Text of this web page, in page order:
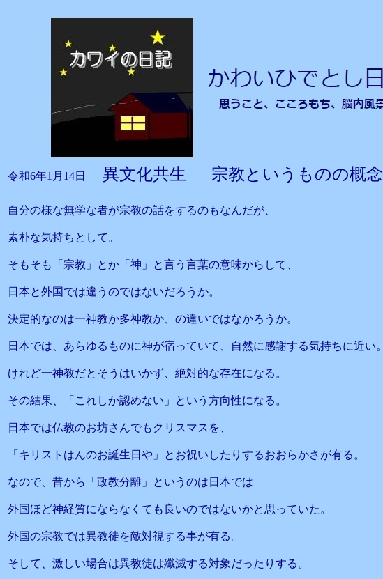
令和6年1月14日 異文化共生 宗教というものの概念
自分の様な無学な者が宗教の話をするのもなんだが、
素朴な気持ちとして。
そもそも「宗教」とか「神」と言う言葉の意味からして、
日本と外国では違うのではないだろうか。
決定的なのは一神教か多神教か、の違いではなかろうか。
日本では、あらゆるものに神が宿っていて、自然に感謝する気持ちに近い。
けれど一神教だとそうはいかず、絶対的な存在になる。
その結果、「これしか認めない」という方向性になる。
日本では仏教のお坊さんでもクリスマスを、
「キリストはんのお誕生日や」とお祝いしたりするおおらかさが有る。
なので、昔から「政教分離」というのは日本では
外国ほど神経質にならなくても良いのではないかと思っていた。
外国の宗教では異教徒を敵対視する事が有る。
そして、激しい場合は異教徒は殲滅する対象だったりする。